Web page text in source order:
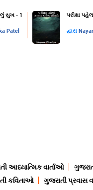
સુખ - 1
Patel
પરીક્ષા
દ્વારા
આધ્યાત્મિક વાર્તાઓ
કવિતાઓ ગુજરાતી પ્રવાસ